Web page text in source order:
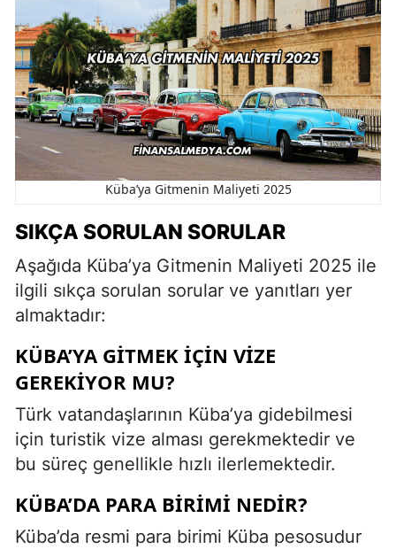
Küba’ya Gitmenin Maliyeti 2025
SIKÇA SORULAN SORULAR
Aşağıda Küba’ya Gitmenin Maliyeti 2025 ile
ilgili sıkça sorulan sorular ve yanıtları yer
almaktadır:
KÜBA’YA GITMEK IÇIN VIZE
GEREKIYOR MU?
Türk vatandaşlarının Küba’ya gidebilmesi
için turistik vize alması gerekmektedir ve
bu süreç genellikle hızlı ilerlemektedir.
KÜBA’DA PARA BIRIMI NEDIR?
Küba’da resmi para birimi Küba pesosudur